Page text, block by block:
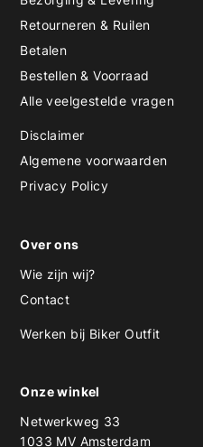
Retourneren & Ruilen
Betalen
Bestellen & Voorraad
Alle veelgestelde vragen
Disclaimer
Algemene voorwaarden
Privacy Policy
Over ons
Wie zijn wij?
Contact
Werken bij Biker Outfit
Onze winkel
Netwerkweg 33
1033 MV Amsterdam